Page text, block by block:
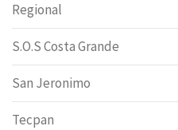
Regional
S.O.S Costa Grande
San Jeronimo
Tecpan